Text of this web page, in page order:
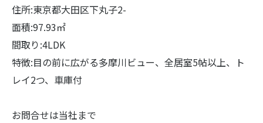
住所:東京都大田区下丸子2-
面積:97.93㎡
間取り:4LDK
特徴:目の前に広がる多摩川ビュー、全居室5帖以上、ト
レイ2つ、車庫付
お問合せは当社まで